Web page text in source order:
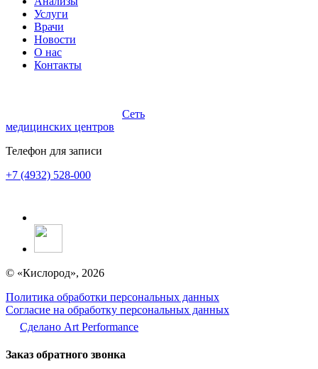
Услуги
Врачи
Новости
О нас
Контакты
Сеть
медицинских центров
Телефон для записи
+7 (4932) 528-000
© «Кислород», 2026
Политика обработки персональных данных
Согласие на обработку персональных данных
Сделано Аrt Performance
Заказ обратного звонка